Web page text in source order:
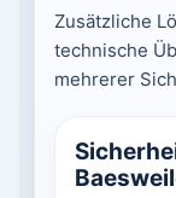
Zusätzliche
technische
mehrerer